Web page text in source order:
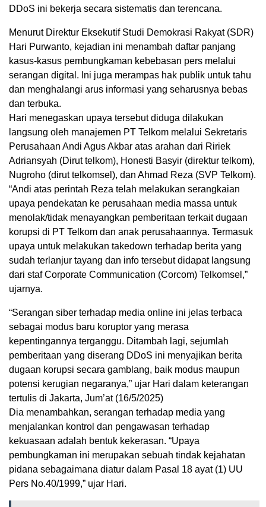
DDoS ini bekerja secara sistematis dan terencana.
Menurut Direktur Eksekutif Studi Demokrasi Rakyat (SDR)
Hari Purwanto, kejadian ini menambah daftar panjang
kasus-kasus pembungkaman kebebasan pers melalui
serangan digital. Ini juga merampas hak publik untuk tahu
dan menghalangi arus informasi yang seharusnya bebas
dan terbuka.
Hari menegaskan upaya tersebut diduga dilakukan
langsung oleh manajemen PT Telkom melalui Sekretaris
Perusahaan Andi Agus Akbar atas arahan dari Ririek
Adriansyah (Dirut telkom), Honesti Basyir (direktur telkom),
Nugroho (dirut telkomsel), dan Ahmad Reza (SVP Telkom).
“Andi atas perintah Reza telah melakukan serangkaian
upaya pendekatan ke perusahaan media massa untuk
menolak/tidak menayangkan pemberitaan terkait dugaan
korupsi di PT Telkom dan anak perusahaannya. Termasuk
upaya untuk melakukan takedown terhadap berita yang
sudah terlanjur tayang dan info tersebut didapat langsung
dari staf Corporate Communication (Corcom) Telkomsel,”
ujarnya.
“Serangan siber terhadap media online ini jelas terbaca
sebagai modus baru koruptor yang merasa
kepentingannya terganggu. Ditambah lagi, sejumlah
pemberitaan yang diserang DDoS ini menyajikan berita
dugaan korupsi secara gamblang, baik modus maupun
potensi kerugian negaranya,” ujar Hari dalam keterangan
tertulis di Jakarta, Jum’at (16/5/2025)
Dia menambahkan, serangan terhadap media yang
menjalankan kontrol dan pengawasan terhadap
kekuasaan adalah bentuk kekerasan. “Upaya
pembungkaman ini merupakan sebuah tindak kejahatan
pidana sebagaimana diatur dalam Pasal 18 ayat (1) UU
Pers No.40/1999,” ujar Hari.